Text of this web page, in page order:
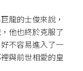
龍的士俊來說，
他也終於克服了
不容易進入了一
與前世相愛的皇